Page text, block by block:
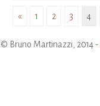
« 1 2 3 4
© Bruno Martinazzi, 2014 -